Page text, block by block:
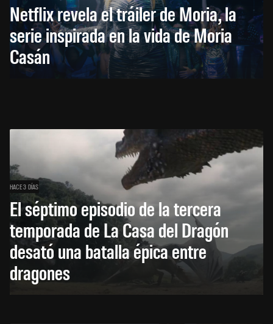
Netflix revela el tráiler de Moria, la
serie inspirada en la vida de Moria
Casán
HACE 3 DÍAS
El séptimo episodio de la tercera
temporada de La Casa del Dragón
desató una batalla épica entre
dragones